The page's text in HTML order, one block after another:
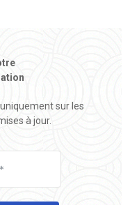
sur les
à jour.